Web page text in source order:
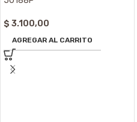
$ 3.100,00
AGREGAR AL CARRITO